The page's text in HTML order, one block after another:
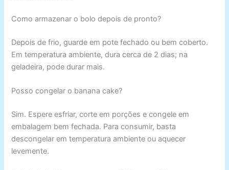
Como armazenar o bolo depois de pronto?
Depois de frio, guarde em pote fechado ou bem coberto.
Em temperatura ambiente, dura cerca de 2 dias; na
geladeira, pode durar mais.
Posso congelar o banana cake?
Sim. Espere esfriar, corte em porções e congele em
embalagem bem fechada. Para consumir, basta
descongelar em temperatura ambiente ou aquecer
levemente.